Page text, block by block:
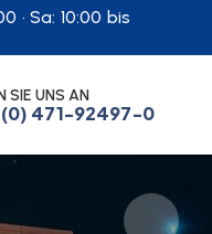
· Sa: 10:00 bis
SIE UNS AN
471-92497-0